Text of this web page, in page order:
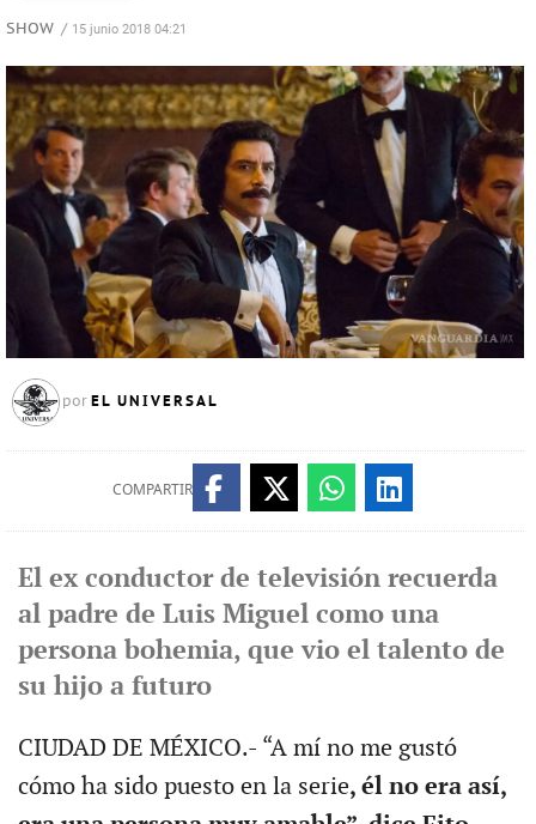
SHOW / 15 junio 2018 04:21
por EL UNIVERSAL
COMPARTIR
El ex conductor de televisión recuerda
al padre de Luis Miguel como una
persona bohemia, que vio el talento de
su hijo a futuro
CIUDAD DE MÉXICO.- “A mí no me gustó
cómo ha sido puesto en la serie, él no era así,